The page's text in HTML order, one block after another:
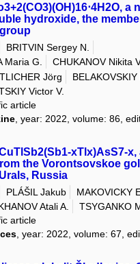
a
hydroxide, the
BRITVIN Sergey N.
Maria G.
CHUKANOV Nikita
Jörg
BELAKOVSKIY
Victor V.
article
, year: 2022, volume: 86,
xTlx)AsS7-x,
the Vorontsovskoe
Russia
PLÁŠIL Jakub
MAKOVICKY
Atali A.
TSYGANKO
article
, year: 2022, volume: 67,